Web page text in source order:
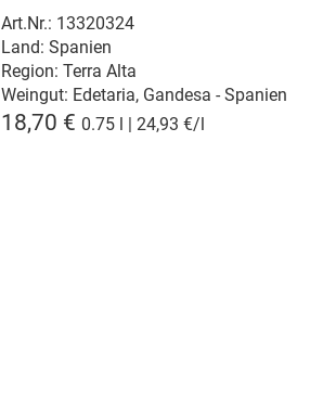
Art.Nr.: 13320324
Weingut: Edetaria, Gandesa - Spanien
Region: Terra Alta
Land: Spanien
18,70 € 0.75 l | 24,93 €/l